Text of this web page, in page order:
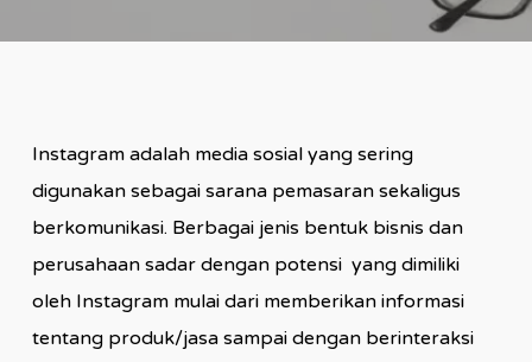
Instagram adalah media sosial yang sering
digunakan sebagai sarana pemasaran sekaligus
berkomunikasi. Berbagai jenis bentuk bisnis dan
perusahaan sadar dengan potensi yang dimiliki
oleh Instagram mulai dari memberikan informasi
tentang produk/jasa sampai dengan berinteraksi